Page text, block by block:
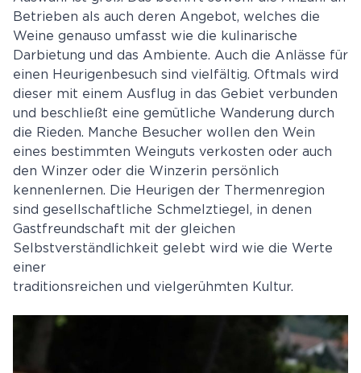
Betrieben als auch deren Angebot, welches die
Weine genauso umfasst wie die kulinarische
Darbietung und das Ambiente. Auch die Anlässe für
einen Heurigenbesuch sind vielfältig. Oftmals wird
dieser mit einem Ausflug in das Gebiet verbunden
und beschließt eine gemütliche Wanderung durch
die Rieden. Manche Besucher wollen den Wein
eines bestimmten Weinguts verkosten oder auch
den Winzer oder die Winzerin persönlich
kennenlernen. Die Heurigen der Thermenregion
sind gesellschaftliche Schmelztiegel, in denen
Gastfreundschaft mit der gleichen
Selbstverständlichkeit gelebt wird wie die Werte
einer
traditionsreichen und vielgerühmten Kultur.